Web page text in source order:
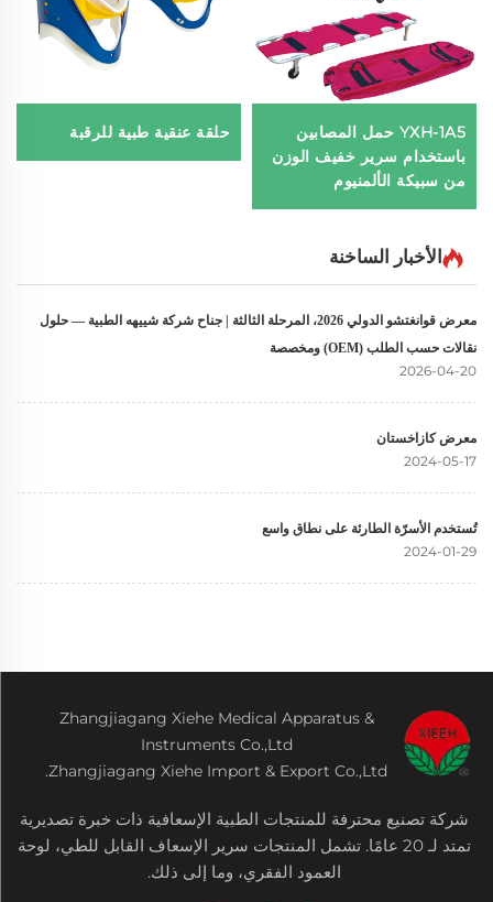
YXH-1A5 حمل المصابين
باستخدام سرير خفيف الوزن
من سبيكة الألمنيوم
حلقة عنقية طبية للرقبة
الأخبار الساخنة
معرض قوانغتشو الدولي 2026، المرحلة الثالثة | جناح شركة شييهه الطبية — حلول
نقالات حسب الطلب (OEM) ومخصصة
2026-04-20
معرض كازاخستان
2024-05-17
تُستخدم الأسرّة الطارئة على نطاق واسع
2024-01-29
Zhangjiagang Xiehe Medical Apparatus &
Instruments Co.,Ltd
Zhangjiagang Xiehe Import & Export Co.,Ltd.
شركة تصنيع محترفة للمنتجات الطبية الإسعافية ذات خبرة تصديرية
تمتد لـ 20 عامًا. تشمل المنتجات سرير الإسعاف القابل للطي، لوحة
العمود الفقري، وما إلى ذلك.